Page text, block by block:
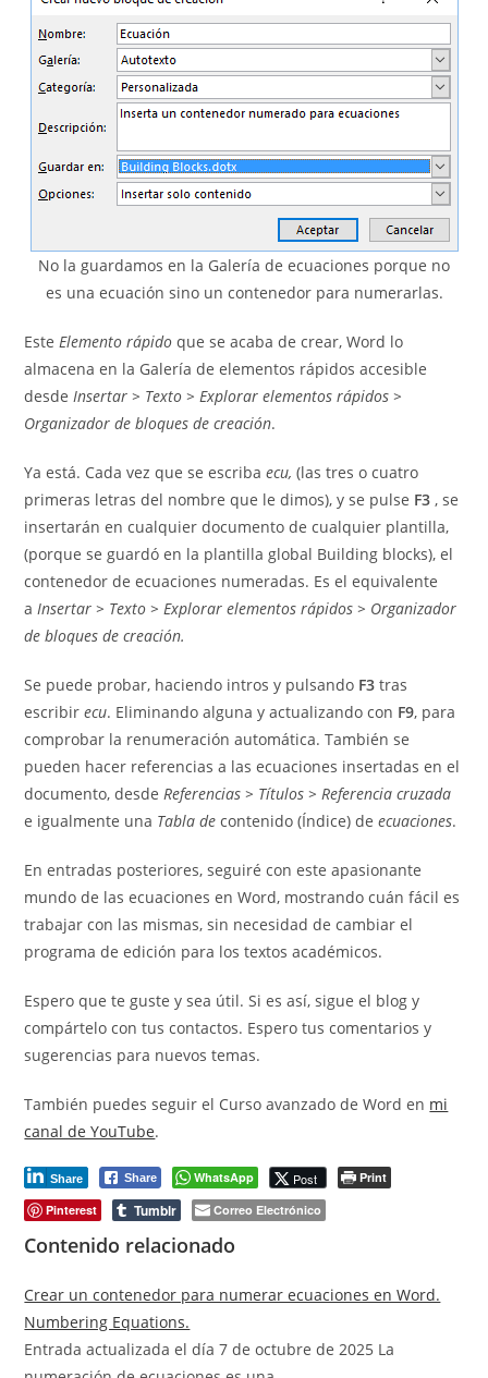
No la guardamos en la Galería de ecuaciones porque no
es una ecuación sino un contenedor para numerarlas.
EsteElemento rápido que se acaba de crear, Word lo
almacena en la Galería de elementos rápidos accesible
desdeInsertar > Texto > Explorar elementos rápidos >
Organizador de bloques de creación.
Ya está. Cada vez que se escribaecu, (las tres o cuatro
primeras letras del nombre que le dimos), y se pulse F3 , se
insertarán en cualquier documento de cualquier plantilla,
(porque se guardó en la plantilla global Building blocks), el
contenedor de ecuaciones numeradas. Es el equivalente
aInsertar > Texto > Explorar elementos rápidos > Organizador
de bloques de creación.
Se puede probar, haciendo intros y pulsando F3 tras
escribirecu. Eliminando alguna y actualizando con F9, para
comprobar la renumeración automática. También se
pueden hacer referencias a las ecuaciones insertadas en el
documento, desdeReferencias > Títulos > Referencia cruzada
e igualmente una Tabla de contenido (Índice) deecuaciones.
En entradas posteriores, seguiré con este apasionante
mundo de las ecuaciones en Word, mostrando cuán fácil es
trabajar con las mismas, sin necesidad de cambiar el
programa de edición para los textos académicos.
Espero que te guste y sea útil. Si es así, sigue el blog y
compártelo con tus contactos. Espero tus comentarios y
sugerencias para nuevos temas.
También puedes seguir el Curso avanzado de Word en mi
canal de YouTube.
Share Share WhatsApp Post
Print
Pinterest
Tumblr Correo Electrónico
Contenido relacionado
Crear un contenedor para numerar ecuaciones en Word.
Numbering Equations.
Entrada actualizada el día 7 de octubre de 2025 La